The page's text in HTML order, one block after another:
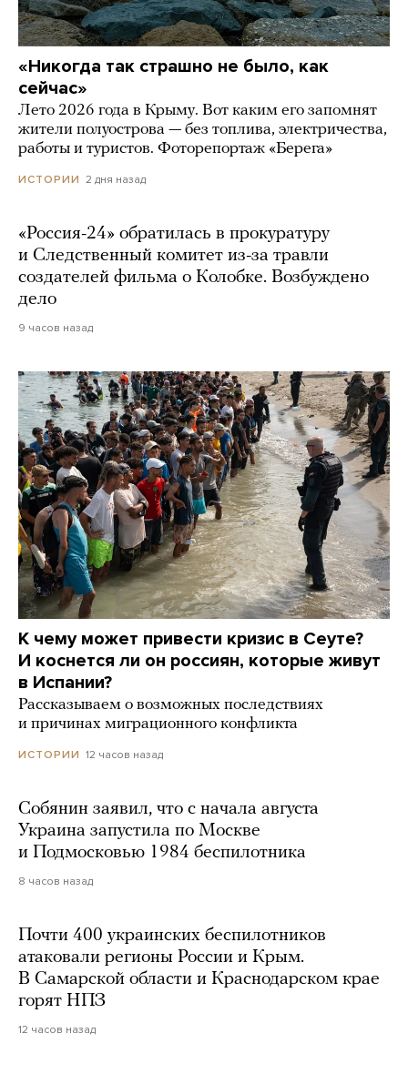
«Никогда так страшно не было, как
сейчас»
Лето 2026 года в Крыму. Вот каким его запомнят
жители полуострова — без топлива, электричества,
работы и туристов. Фоторепортаж «Берега»
ИСТОРИИ 2 дня назад
«Россия-24» обратилась в прокуратуру
и Следственный комитет из-за травли
создателей фильма о Колобке. Возбуждено
дело
9 часов назад
К чему может привести кризис в Сеуте?
И коснется ли он россиян, которые живут
в Испании?
Рассказываем о возможных последствиях
и причинах миграционного конфликта
ИСТОРИИ 12 часов назад
Собянин заявил, что с начала августа
Украина запустила по Москве
и Подмосковью 1984 беспилотника
8 часов назад
Почти 400 украинских беспилотников
атаковали регионы России и Крым.
В Самарской области и Краснодарском крае
горят НПЗ
12 часов назад